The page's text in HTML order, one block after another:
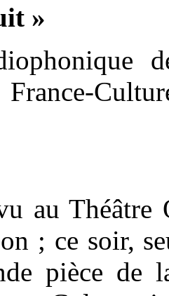
»
au
; ce soir,
pièce de